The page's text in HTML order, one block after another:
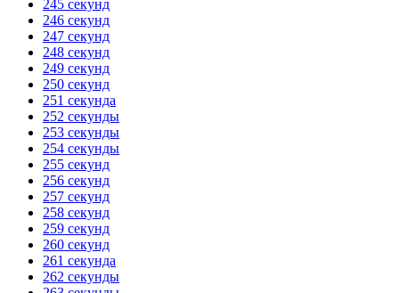
245 секунд
246 секунд
247 секунд
248 секунд
249 секунд
250 секунд
251 секунда
252 секунды
253 секунды
254 секунды
255 секунд
256 секунд
257 секунд
258 секунд
259 секунд
260 секунд
261 секунда
262 секунды